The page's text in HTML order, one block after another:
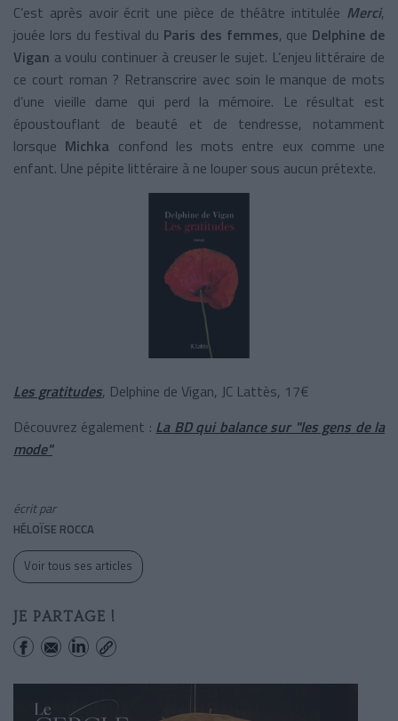
C’est après avoir écrit une pièce de théâtre intitulée Merci,
jouée lors du festival du Paris des femmes, que Delphine de
Vigan a voulu continuer à creuser le sujet. L’enjeu littéraire de
ce court roman ? Retranscrire avec soin le manque de mots
d’une vieille dame qui perd la mémoire. Le résultat est
époustouflant de beauté et de tendresse, notamment
lorsque Michka confond les mots entre eux comme une
enfant. Une pépite littéraire à ne louper sous aucun prétexte.
Les gratitudes, Delphine de Vigan, JC Lattès, 17€
Découvrez également : La BD qui balance sur "les gens de la
mode"
écrit par
HÉLOÏSE ROCCA
Voir tous ses articles
JE PARTAGE !